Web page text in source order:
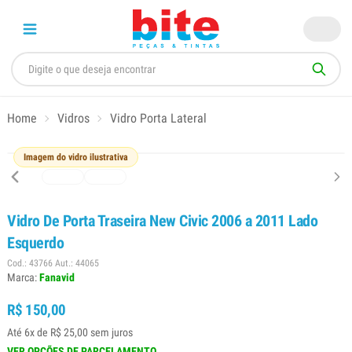
Home Vidros Vidro Porta Lateral
Imagem do vidro ilustrativa
Vidro De Porta Traseira New Civic 2006 a 2011 Lado
Esquerdo
Cod.: 43766 Aut.: 44065
Marca:Fanavid
R$ 150,00
Até 6x de R$ 25,00 sem juros